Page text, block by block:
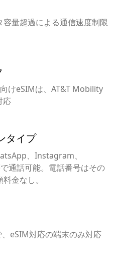
量超過による通信速度制限
けeSIMは、AT&T Mobility
応
タイプ
、Instagram、
通話可能。電話番号はその
金なし。
eSIM対応の端末のみ対応